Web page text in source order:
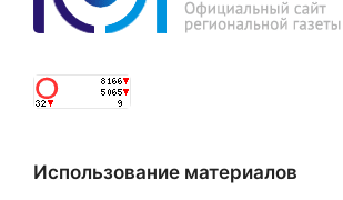
Использование материалов